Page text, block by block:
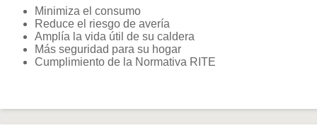
Minimiza el consumo
Reduce el riesgo de avería
Amplía la vida útil de su caldera
Más seguridad para su hogar
Cumplimiento de la Normativa RITE